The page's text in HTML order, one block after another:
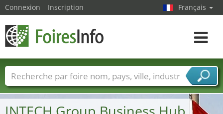
Connexion Inscription Français
Toggle
Foire noms Pays Villes
Secteurs de foire
Secteurs du fournisseur de services